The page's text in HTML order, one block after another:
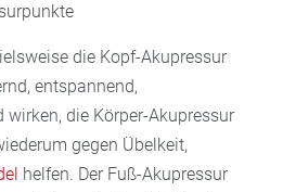
die Kopf-Akupressur
entspannend,
die Körper-Akupressur
gegen Übelkeit,
helfen. Der Fuß-Akupressur